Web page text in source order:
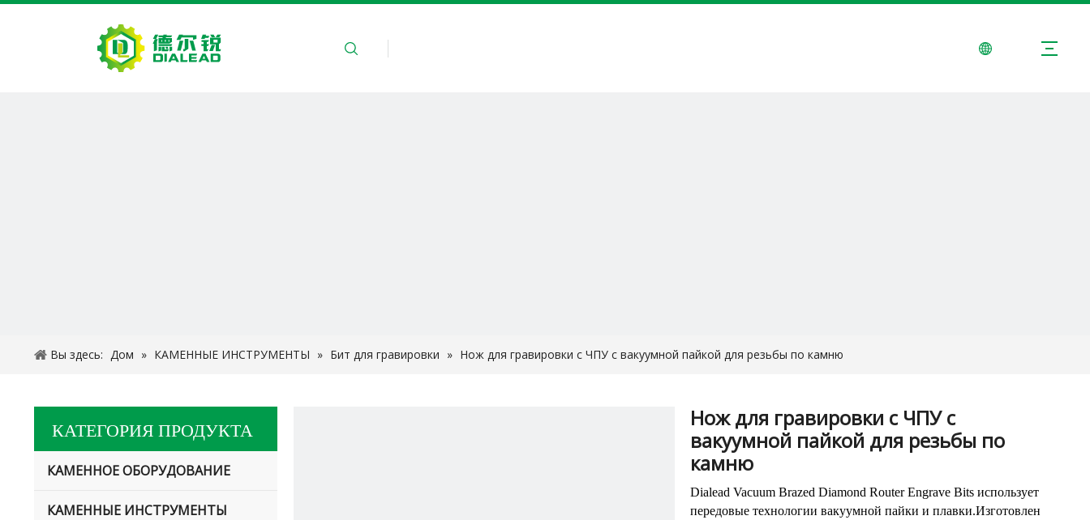
О НАС СВЯЗАТЬСЯ С НАМИ
Вы здесь: Дом » КАМЕННЫЕ ИНСТРУМЕНТЫ » Бит для гравировки » Нож для гравировки с ЧПУ с вакуумной пайкой для резьбы по камню
КАТЕГОРИЯ ПРОДУКТА
КАМЕННОЕ ОБОРУДОВАНИЕ
КАМЕННЫЕ ИНСТРУМЕНТЫ
Нож для гравировки с ЧПУ с
вакуумной пайкой для резьбы по
камню
Dialead Vacuum Brazed Diamond Router Engrave Bits использует
передовые технологии вакуумной пайки и плавки.Изготовлен